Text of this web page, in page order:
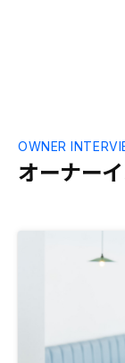
気を出してア
オーナー
OWNER